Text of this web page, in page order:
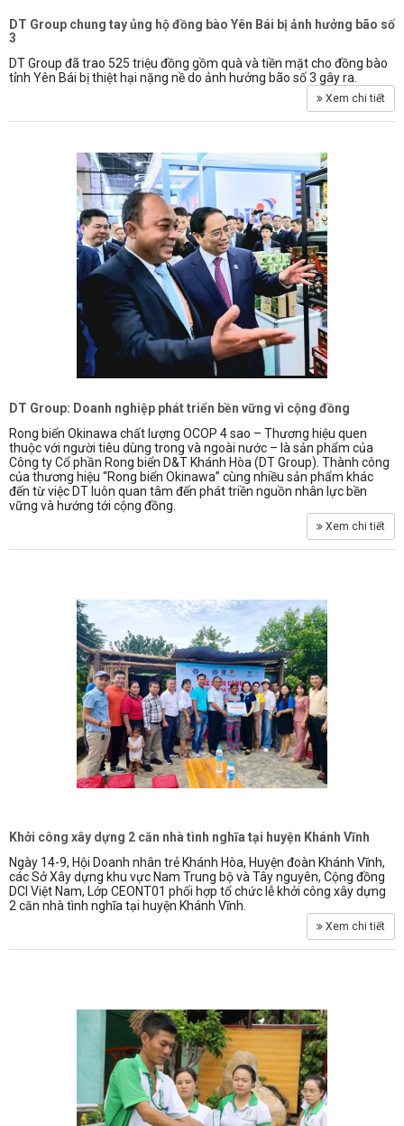
DT Group chung tay ủng hộ đồng bào Yên Bái bị ảnh hưởng bão số
3
DT Group đã trao 525 triệu đồng gồm quà và tiền mặt cho đồng bào
tỉnh Yên Bái bị thiệt hại nặng nề do ảnh hưởng bão số 3 gây ra.
Xem chi tiết
DT Group: Doanh nghiệp phát triển bền vững vì cộng đồng
Rong biển Okinawa chất lượng OCOP 4 sao – Thương hiệu quen
thuộc với người tiêu dùng trong và ngoài nước – là sản phẩm của
Công ty Cổ phần Rong biển D&T Khánh Hòa (DT Group). Thành công
của thương hiệu “Rong biển Okinawa” cùng nhiều sản phẩm khác
đến từ việc DT luôn quan tâm đến phát triền nguồn nhân lực bền
vững và hướng tới cộng đồng.
Xem chi tiết
Khởi công xây dựng 2 căn nhà tình nghĩa tại huyện Khánh Vĩnh
Ngày 14-9, Hội Doanh nhân trẻ Khánh Hòa, Huyện đoàn Khánh Vĩnh,
các Sở Xây dựng khu vực Nam Trung bộ và Tây nguyên, Cộng đồng
DCI Việt Nam, Lớp CEONT01 phối hợp tổ chức lễ khởi công xây dựng
2 căn nhà tình nghĩa tại huyện Khánh Vĩnh.
Xem chi tiết